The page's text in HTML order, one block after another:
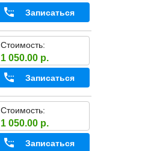
Записаться
Стоимость:
1 050.00 р.
Записаться
Стоимость:
1 050.00 р.
Записаться